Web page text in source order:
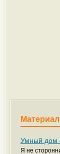
Умный дом
Я не